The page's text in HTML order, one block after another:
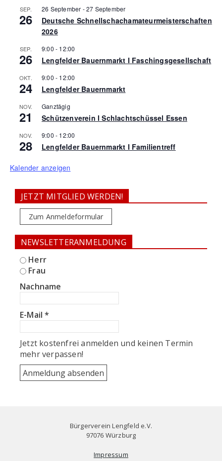
SEP.
26
26 September -27 September
Deutsche Schnellschachamateurmeisterschaften
2026
SEP.
26
9:00 - 12:00
Lengfelder Bauernmarkt I Faschingsgesellschaft
OKT.
24
9:00 - 12:00
Lengfelder Bauernmarkt
NOV.
21
Ganztägig
Schützenverein I Schlachtschüssel Essen
NOV.
28
9:00 - 12:00
Lengfelder Bauernmarkt I Familientreff
Kalender anzeigen
JETZT MITGLIED WERDEN!
Zum Anmeldeformular
NEWSLETTERANMELDUNG
Herr
Frau
Nachname
E-Mail*
Jetzt kostenfrei anmelden und keinen Termin
mehr verpassen!
Bürgerverein Lengfeld e.V.
97076 Würzburg
Impressum